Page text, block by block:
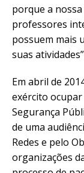
porque a
professores
possuem mais
suas
Em abril de
exército
Segurança
de uma
Redes e pelo
organizações